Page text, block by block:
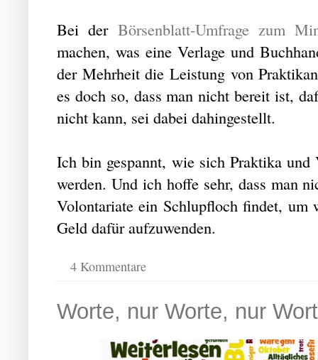
Bei der Börsenblatt-Umfrage zum
machen, was eine Verlage und
der Mehrheit die Leistung von
es doch so, dass man nicht bereit ist,
nicht kann, sei dabei dahingestellt.
Ich bin gespannt, wie sich Praktika
werden. Und ich hoffe sehr, dass man
Volontariate ein Schlupfloch findet,
Geld dafür aufzuwenden.
4 Kommentare
Worte, nur Worte, nur